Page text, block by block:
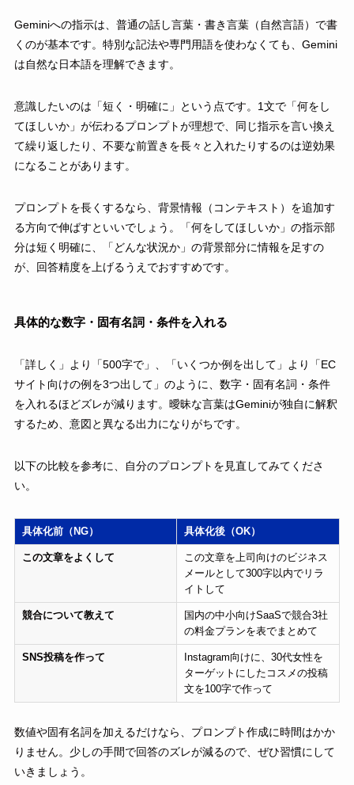
Geminiへの指示は、普通の話し言葉・書き言葉（自然言語）で書
くのが基本です。特別な記法や専門用語を使わなくても、Gemini
は自然な日本語を理解できます。
意識したいのは「短く・明確に」という点です。1文で「何をし
てほしいか」が伝わるプロンプトが理想で、同じ指示を言い換え
て繰り返したり、不要な前置きを長々と入れたりするのは逆効果
になることがあります。
プロンプトを長くするなら、背景情報（コンテキスト）を追加す
る方向で伸ばすといいでしょう。「何をしてほしいか」の指示部
分は短く明確に、「どんな状況か」の背景部分に情報を足すの
が、回答精度を上げるうえでおすすめです。
具体的な数字・固有名詞・条件を入れる
「詳しく」より「500字で」、「いくつか例を出して」より「EC
サイト向けの例を3つ出して」のように、数字・固有名詞・条件
を入れるほどズレが減ります。曖昧な言葉はGeminiが独自に解釈
するため、意図と異なる出力になりがちです。
以下の比較を参考に、自分のプロンプトを見直してみてくださ
い。
具体化前（NG） 具体化後（OK）
この文章をよくして
この文章を上司向けのビジネス
メールとして300字以内でリラ
イトして
競合について教えて
国内の中小向けSaaSで競合3社
の料金プランを表でまとめて
SNS投稿を作って
Instagram向けに、30代女性を
ターゲットにしたコスメの投稿
文を100字で作って
数値や固有名詞を加えるだけなら、プロンプト作成に時間はかか
りません。少しの手間で回答のズレが減るので、ぜひ習慣にして
いきましょう。